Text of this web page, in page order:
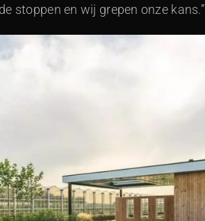
stoppen en wij grepen onze kans.”